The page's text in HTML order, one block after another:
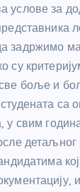
за
задржимо
боље и
са
у свим